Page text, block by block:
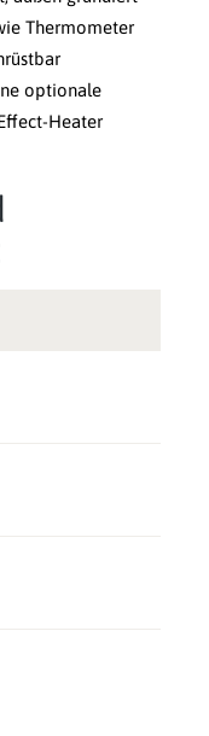
Thermometer
optionale
Heater